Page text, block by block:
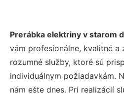
Prerábka elektriny v starom
vám profesionálne, kvalitné a
rozumné služby, ktoré sú
individuálnym požiadavkám.
nám ešte dnes. Pri realizácií